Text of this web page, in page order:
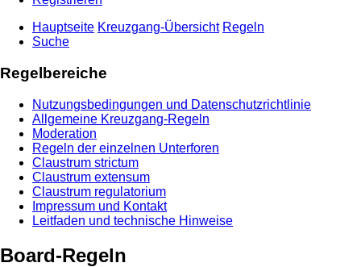
Hauptseite Kreuzgang-Übersicht Regeln
Suche
Regelbereiche
Nutzungsbedingungen und Datenschutzrichtlinie
Allgemeine Kreuzgang-Regeln
Moderation
Regeln der einzelnen Unterforen
Claustrum strictum
Claustrum extensum
Claustrum regulatorium
Impressum und Kontakt
Leitfaden und technische Hinweise
Board-Regeln